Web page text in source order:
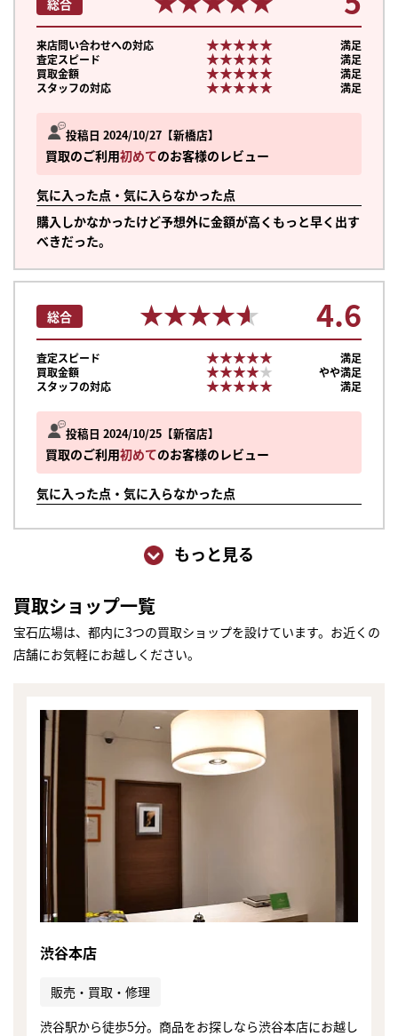
投稿日 2024/10/27 新橋店
買取のご利用初めてのお客様のレビュー
気に入った点・気に入らなかった点
購入しかなかったけど予想外に金額が高くもっと早く出す
べきだった。
来店問い合わせへの対応 ★★★★★
★★★★★
満足
査定スピード
★★★★★
★★★★★
満足
買取金額
★★★★★
★★★★★
満足
スタッフの対応
★★★★★
★★★★★ 満足
投稿日 2024/10/25 新宿店
買取のご利用初めてのお客様のレビュー
気に入った点・気に入らなかった点
総合 ★★★★★
★★★★★ 4.6
査定スピード ★★★★★
★★★★★
満足
買取金額
★★★★★
★★★★★
やや満足
スタッフの対応
★★★★★
★★★★★ 満足
もっと見る
買取ショップ一覧
宝石広場は、都内に3つの買取ショップを設けています。お近くの
店舗にお気軽にお越しください。
渋谷本店
販売・買取・修理
渋谷駅から徒歩5分。商品をお探しなら渋谷本店にお越し